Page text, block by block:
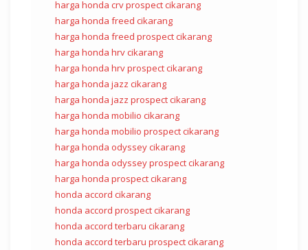
harga honda crv prospect cikarang
harga honda freed cikarang
harga honda freed prospect cikarang
harga honda hrv cikarang
harga honda hrv prospect cikarang
harga honda jazz cikarang
harga honda jazz prospect cikarang
harga honda mobilio cikarang
harga honda mobilio prospect cikarang
harga honda odyssey cikarang
harga honda odyssey prospect cikarang
harga honda prospect cikarang
honda accord cikarang
honda accord prospect cikarang
honda accord terbaru cikarang
honda accord terbaru prospect cikarang